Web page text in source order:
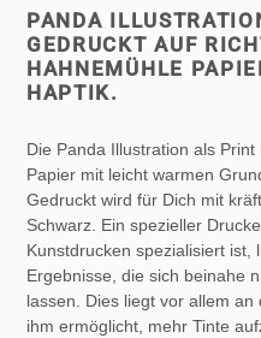
PANDA
GEDRUCKT AUF
HAHNEMÜHLE
HAPTIK.
Die Panda Illustration als
Papier mit leicht warmen
Gedruckt wird für Dich mit
Schwarz. Ein spezieller
Kunstdrucken spezialisiert ist,
Ergebnisse, die sich beinahe
lassen. Dies liegt vor allem
ihm ermöglicht, mehr Tinte